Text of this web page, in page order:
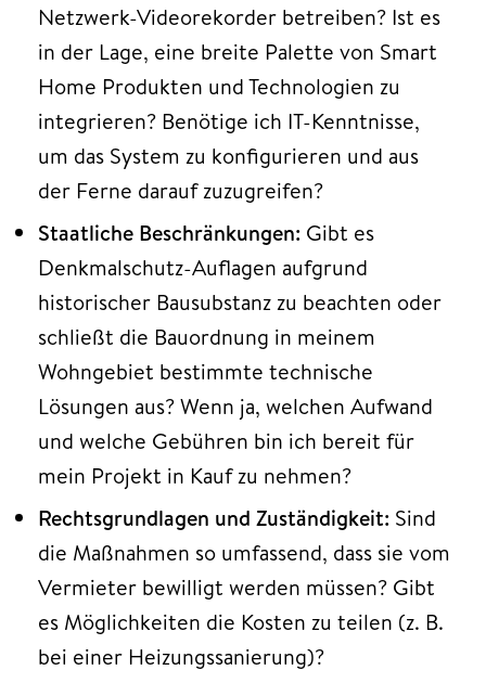
Netzwerk-Videorekorder betreiben? Ist es
in der Lage, eine breite Palette von Smart
Home Produkten und Technologien zu
integrieren? Benötige ich IT-Kenntnisse,
um das System zu konfigurieren und aus
der Ferne darauf zuzugreifen?
Staatliche Beschränkungen: Gibt es
Denkmalschutz-Auflagen aufgrund
historischer Bausubstanz zu beachten oder
schließt die Bauordnung in meinem
Wohngebiet bestimmte technische
Lösungen aus? Wenn ja, welchen Aufwand
und welche Gebühren bin ich bereit für
mein Projekt in Kauf zu nehmen?
Rechtsgrundlagen und Zuständigkeit: Sind
die Maßnahmen so umfassend, dass sie vom
Vermieter bewilligt werden müssen? Gibt
es Möglichkeiten die Kosten zu teilen (z. B.
bei einer Heizungssanierung)?